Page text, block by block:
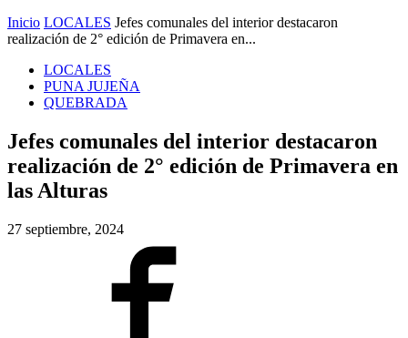
Inicio LOCALES Jefes comunales del interior destacaron
realización de 2° edición de Primavera en...
LOCALES
PUNA JUJEÑA
QUEBRADA
Jefes comunales del interior destacaron
realización de 2° edición de Primavera en
las Alturas
27 septiembre, 2024